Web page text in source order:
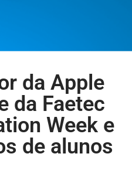
da Apple
da Faetec
Week e
de alunos